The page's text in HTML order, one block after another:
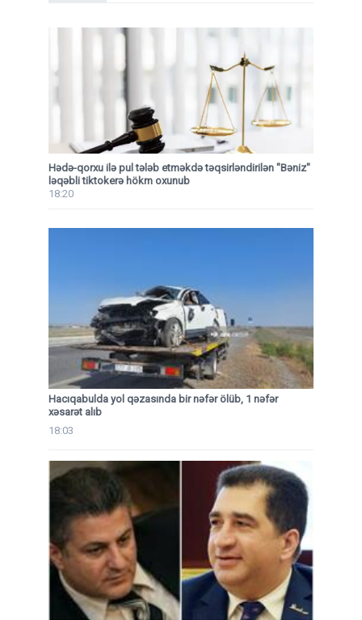
Hədə-qorxu ilə pul tələb etməkdə təqsirləndirilən "Bəniz"
ləqəbli tiktokerə hökm oxunub
18:20
Hacıqabulda yol qəzasında bir nəfər ölüb, 1 nəfər
xəsarət alıb
18:03